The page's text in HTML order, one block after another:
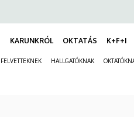
KARUNKRÓL OKTATÁS K+F+I
FELVETTEKNEK HALLGATÓKNAK